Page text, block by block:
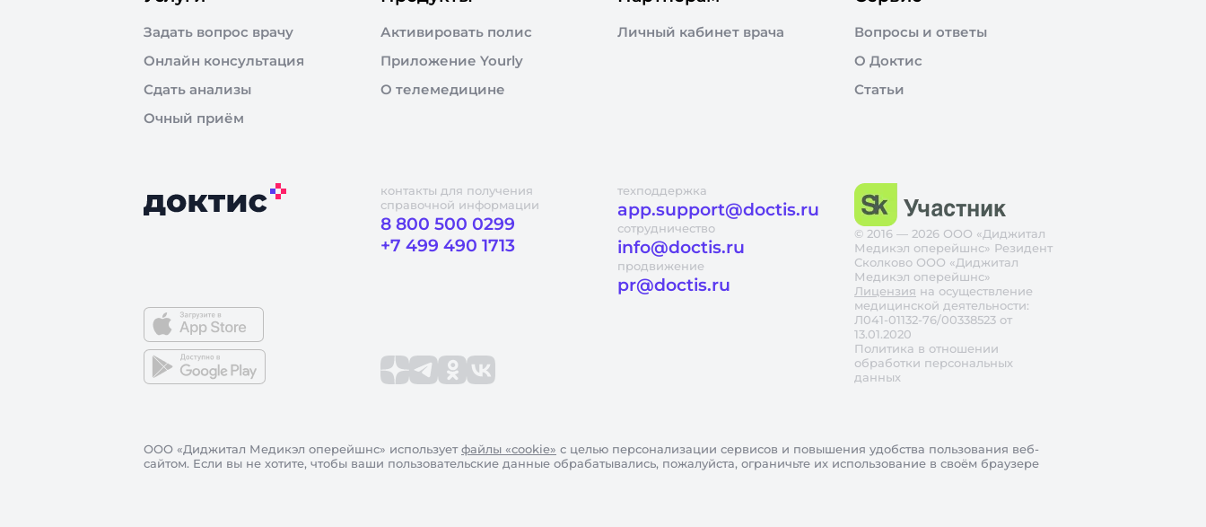
Задать вопрос врачу
Онлайн консультация
Сдать анализы
Очный приём
Активировать полис
Приложение Yourly
О телемедицине
Личный кабинет врача
Вопросы и ответы
О Доктис
Статьи
контакты для получения
справочной информации
8 800 500 0299
+7 499 490 1713
техподдержка
app.support@doctis.ru
сотрудничество
info@doctis.ru
продвижение
pr@doctis.ru
© 2016 — 2026 ООО «Диджитал
Медикэл оперейшнс» Резидент
Сколково ООО «Диджитал
Медикэл оперейшнс»
Лицензия на осуществление
медицинской деятельности:
Л041-01132-76/00338523 от
13.01.2020
Политика в отношении
обработки персональных
данных
ООО «Диджитал Медикэл оперейшнс» используетфайлы «cookie» с целью персонализации сервисов и повышения удобства пользования веб-
сайтом. Если вы не хотите, чтобы ваши пользовательские данные обрабатывались, пожалуйста, ограничьте их использование в своём браузере